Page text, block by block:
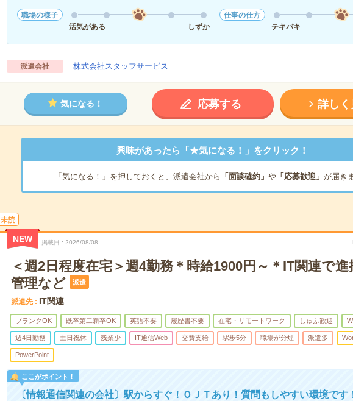
職場の様子
活気がある
しずか
仕事の仕方
テキパキ
派遣会社 株式会社スタッフサービス
気になる！ 応募する 詳しく
興味があったら「★気になる！」をクリック！
「気になる！」を押しておくと、派遣会社から 「面談確約」 や「応募歓迎」 が届き
未読
NEW 掲載日 2026/08/08
＜週2日程度在宅＞週4勤務＊時給1900円～＊IT関連で進
管理など
派遣
派遣先 IT関連
ブランクOK 既卒第二新卒OK 英語不要 履歴書不要 在宅・リモートワーク しゅふ歓迎
週4日勤務 土日祝休 残業少 IT通信Web 交費支給 駅歩5分 職場が分煙 派遣多
PowerPoint
ここがポイント！
〔情報通信関連の会社〕駅からすぐ！ＯＪＴあり！質問もしやすい環境です